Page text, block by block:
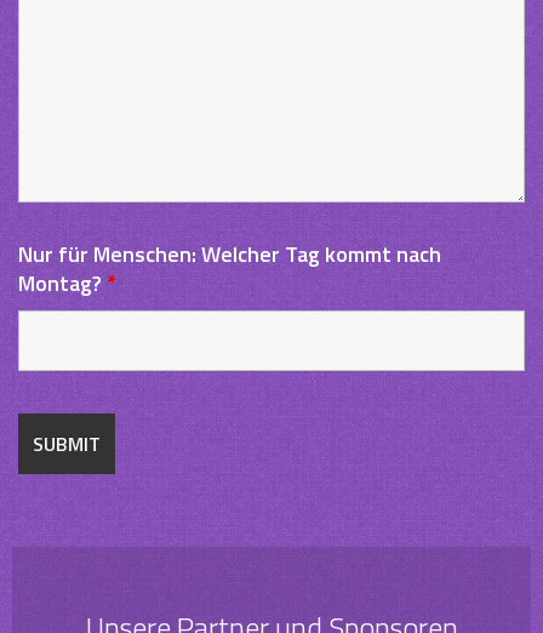
Nur für Menschen: Welcher Tag kommt nach
Montag? *